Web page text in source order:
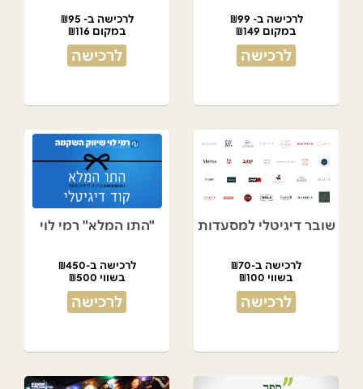
לרכישה ב- ₪99
במקום ₪149
לרכישה
לרכישה ב- ₪95
במקום ₪116
לרכישה
שובר דיגיטלי למסעדות
לרכישה ב-₪70
בשווי ₪100
לרכישה
"התו המלא" רמי לוי
לרכישה ב-₪450
בשווי ₪500
לרכישה